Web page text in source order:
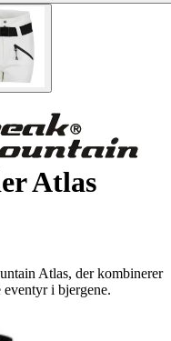
Atlas
Atlas, der kombinerer
i bjergene.